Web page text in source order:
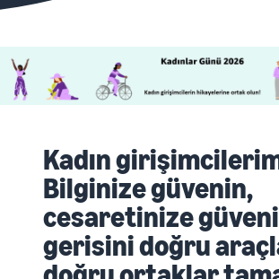
Kadın
Bilginize güvenin,
cesaretinize
gerisini doğru